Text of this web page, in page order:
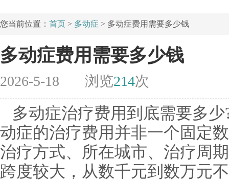
您当前位置： 首页 > 多动症 > 多动症费用需要多少钱
多动症费用需要多少钱
2026-5-18 浏览214次
多动症治疗费用到底需要多
动症的治疗费用并非一个固定
治疗方式、所在城市、治疗周
跨度较大，从数千元到数万元